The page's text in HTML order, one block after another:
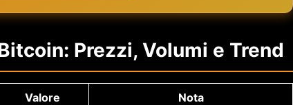
Prezzi, Volumi e Trend
Valore Nota